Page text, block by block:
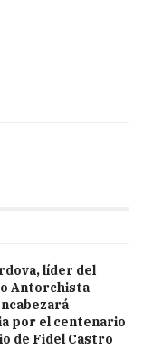
líder del
Antorchista
por el centenario
de Fidel Castro